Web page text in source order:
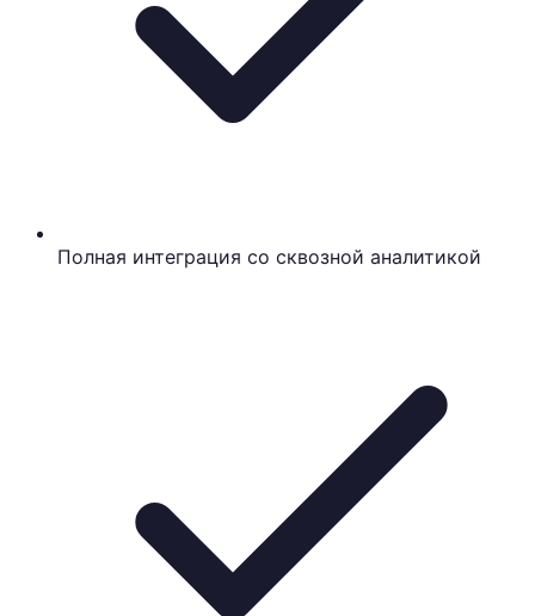
Полная интеграция со сквозной аналитикой